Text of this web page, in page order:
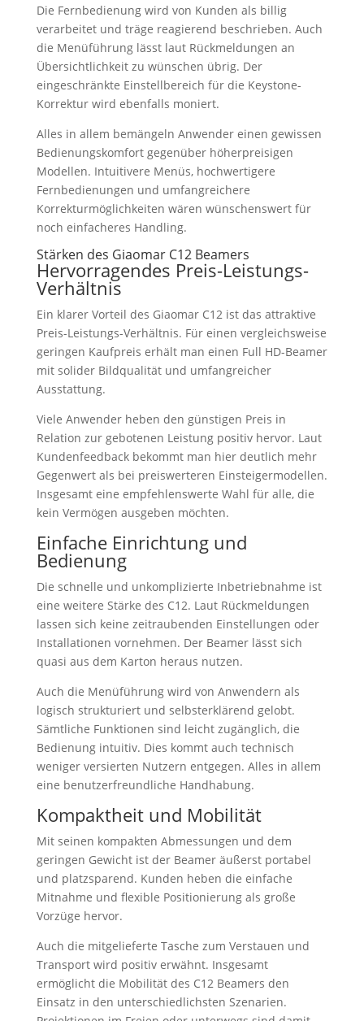
Die Fernbedienung wird von Kunden als billig
verarbeitet und träge reagierend beschrieben. Auch
die Menüführung lässt laut Rückmeldungen an
Übersichtlichkeit zu wünschen übrig. Der
eingeschränkte Einstellbereich für die Keystone-
Korrektur wird ebenfalls moniert.
Alles in allem bemängeln Anwender einen gewissen
Bedienungskomfort gegenüber höherpreisigen
Modellen. Intuitivere Menüs, hochwertigere
Fernbedienungen und umfangreichere
Korrekturmöglichkeiten wären wünschenswert für
noch einfacheres Handling.
Stärken des Giaomar C12 Beamers
Hervorragendes Preis-Leistungs-
Verhältnis
Ein klarer Vorteil des Giaomar C12 ist das attraktive
Preis-Leistungs-Verhältnis. Für einen vergleichsweise
geringen Kaufpreis erhält man einen Full HD-Beamer
mit solider Bildqualität und umfangreicher
Ausstattung.
Viele Anwender heben den günstigen Preis in
Relation zur gebotenen Leistung positiv hervor. Laut
Kundenfeedback bekommt man hier deutlich mehr
Gegenwert als bei preiswerteren Einsteigermodellen.
Insgesamt eine empfehlenswerte Wahl für alle, die
kein Vermögen ausgeben möchten.
Einfache Einrichtung und
Bedienung
Die schnelle und unkomplizierte Inbetriebnahme ist
eine weitere Stärke des C12. Laut Rückmeldungen
lassen sich keine zeitraubenden Einstellungen oder
Installationen vornehmen. Der Beamer lässt sich
quasi aus dem Karton heraus nutzen.
Auch die Menüführung wird von Anwendern als
logisch strukturiert und selbsterklärend gelobt.
Sämtliche Funktionen sind leicht zugänglich, die
Bedienung intuitiv. Dies kommt auch technisch
weniger versierten Nutzern entgegen. Alles in allem
eine benutzerfreundliche Handhabung.
Kompaktheit und Mobilität
Mit seinen kompakten Abmessungen und dem
geringen Gewicht ist der Beamer äußerst portabel
und platzsparend. Kunden heben die einfache
Mitnahme und flexible Positionierung als große
Vorzüge hervor.
Auch die mitgelieferte Tasche zum Verstauen und
Transport wird positiv erwähnt. Insgesamt
ermöglicht die Mobilität des C12 Beamers den
Einsatz in den unterschiedlichsten Szenarien.